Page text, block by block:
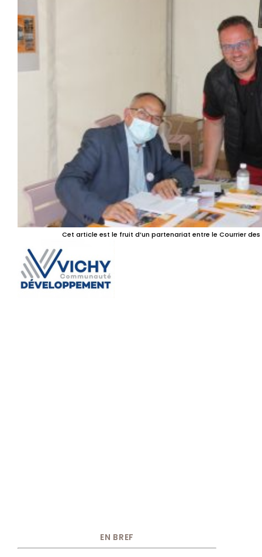
Cet article est le fruit d’un partenariat entre le Courrier
EN BREF